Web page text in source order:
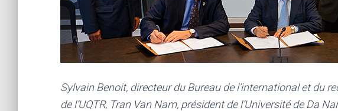
Sylvain Benoit, directeur du Bureau de l’international et du
de l’UQTR, Tran Van Nam, président de l’Université de Da